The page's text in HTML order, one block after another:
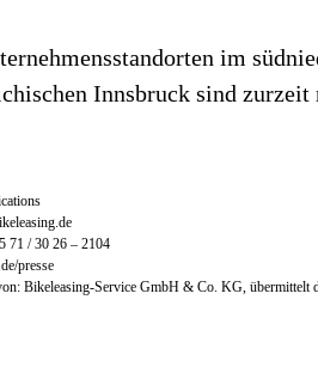
im
Innsbruck sind
71 / 30 26 – 2104
presse
Bikeleasing-Service GmbH & Co. KG, übermittelt